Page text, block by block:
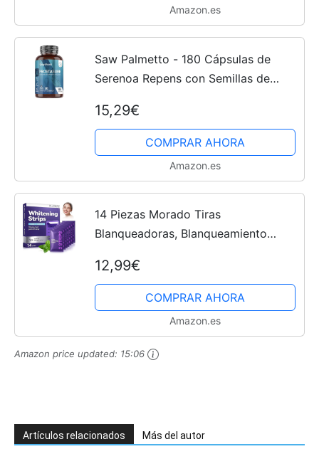
Amazon.es
Saw Palmetto - 180 Cápsulas de
Serenoa Repens con Semillas de
B6 - Suplemento para 6 Meses, Sin
Estearato de Magnesio y...
15,29€
COMPRAR AHORA
Amazon.es
14 Piezas Morado Tiras
Blanqueadoras, Blanqueamiento
Deslizantes, Para Amantes Del Café
O Té, Efecto Rápido, Sonrisa Más
Clara...
12,99€
COMPRAR AHORA
Amazon.es
Amazon price updated: 15:06
Artículos relacionados Más del autor